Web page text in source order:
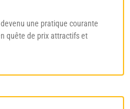
une pratique courante
quête de prix attractifs et